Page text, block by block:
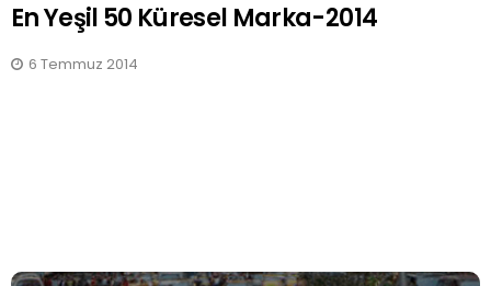
En Yeşil 50 Küresel Marka-2014
6 Temmuz 2014